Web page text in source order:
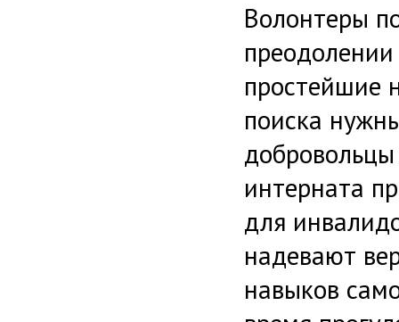
Волонтеры
простейшие
поиска
интерната
для
надевают
навыков